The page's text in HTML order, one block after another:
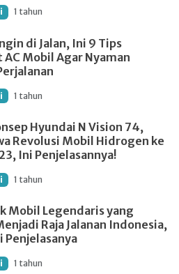
1 tahun
di Jalan, Ini 9 Tips
Mobil Agar Nyaman
1 tahun
Hyundai N Vision 74,
Revolusi Mobil Hidrogen ke
Ini Penjelasannya!
1 tahun
Mobil Legendaris yang
Raja Jalanan Indonesia,
Penjelasanya
1 tahun